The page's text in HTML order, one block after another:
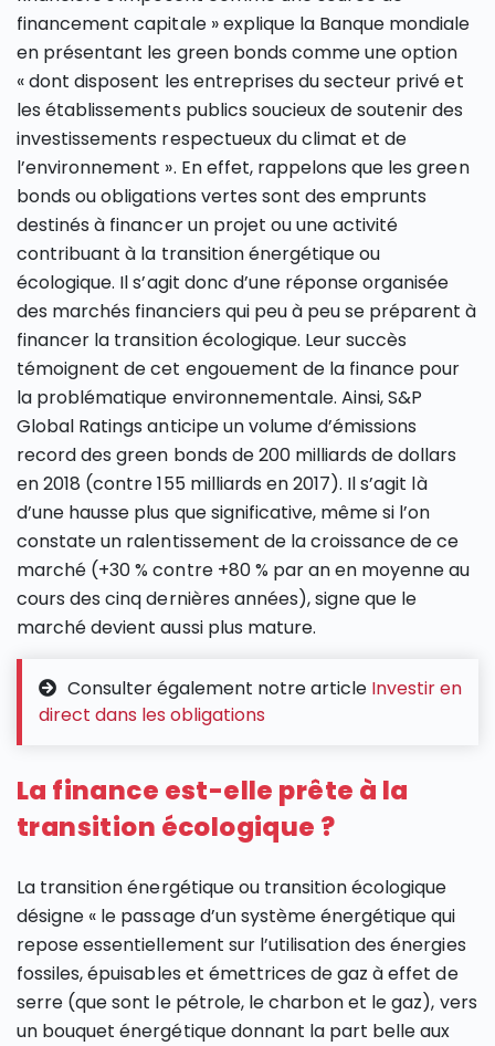
financement capitale » explique la Banque mondiale
en présentant les green bonds comme une option
« dont disposent les entreprises du secteur privé et
les établissements publics soucieux de soutenir des
investissements respectueux du climat et de
l’environnement ». En effet, rappelons que les green
bonds ou obligations vertes sont des emprunts
destinés à financer un projet ou une activité
contribuant à la transition énergétique ou
écologique. Il s’agit donc d’une réponse organisée
des marchés financiers qui peu à peu se préparent à
financer la transition écologique. Leur succès
témoignent de cet engouement de la finance pour
la problématique environnementale. Ainsi, S&P
Global Ratings anticipe un volume d’émissions
record des green bonds de 200 milliards de dollars
en 2018 (contre 155 milliards en 2017). Il s’agit là
d’une hausse plus que significative, même si l’on
constate un ralentissement de la croissance de ce
marché (+30 % contre +80 % par an en moyenne au
cours des cinq dernières années), signe que le
marché devient aussi plus mature.
Consulter également notre article Investir en
direct dans les obligations
La finance est-elle prête à la
transition écologique ?
La transition énergétique ou transition écologique
désigne « le passage d’un système énergétique qui
repose essentiellement sur l’utilisation des énergies
fossiles, épuisables et émettrices de gaz à effet de
serre (que sont le pétrole, le charbon et le gaz), vers
un bouquet énergétique donnant la part belle aux